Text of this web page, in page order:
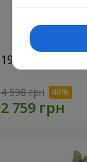
19 червоних
4 598 грн